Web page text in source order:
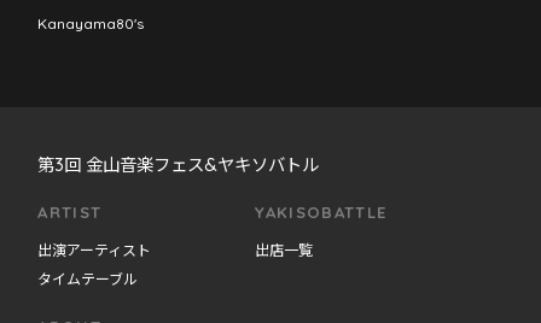
Kanayama80's
第3回 金山音楽フェス&ヤキソバトル
ARTIST
出演アーティスト
タイムテーブル
YAKISOBATTLE
出店一覧